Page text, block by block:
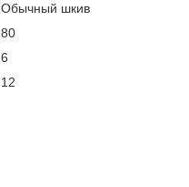
Обычный шкив
80
6
12